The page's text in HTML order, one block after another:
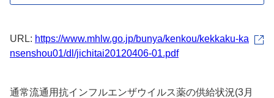
URL: https://www.mhlw.go.jp/bunya/kenkou/kekkaku-ka
nsenshou01/dl/jichitai20120406-01.pdf
通常流通用抗インフルエンザウイルス薬の供給状況(3月